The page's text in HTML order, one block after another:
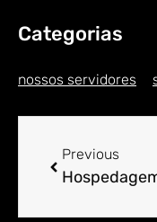
Categorias
nossos servidores
Previous